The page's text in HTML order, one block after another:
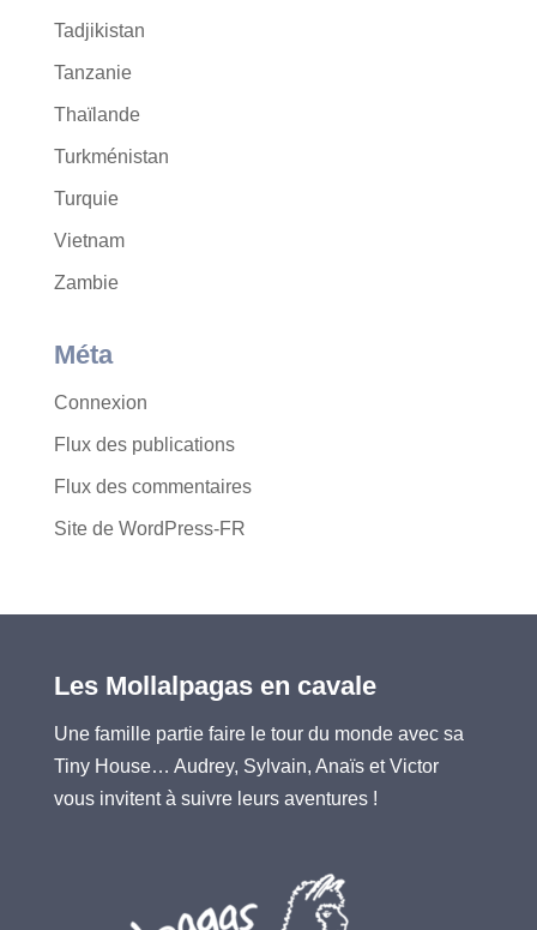
Tadjikistan
Tanzanie
Thaïlande
Turkménistan
Turquie
Vietnam
Zambie
Méta
Connexion
Flux des publications
Flux des commentaires
Site de WordPress-FR
Les Mollalpagas en cavale
Une famille partie faire le tour du monde avec sa
Tiny House… Audrey, Sylvain, Anaïs et Victor
vous invitent à suivre leurs aventures !